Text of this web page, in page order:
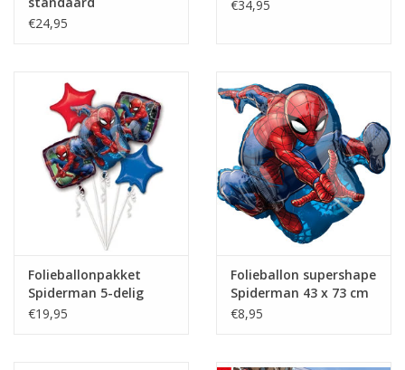
waardoor de ballon weer mooi strak wordt.
van een pompje met een lange tuit of met een rietje.
€24,95
€34,95
Folieballonpakket
Spiderman 5-delig
€19,95
Folieballon supershape
Spiderman 43 x 73 cm
€8,95